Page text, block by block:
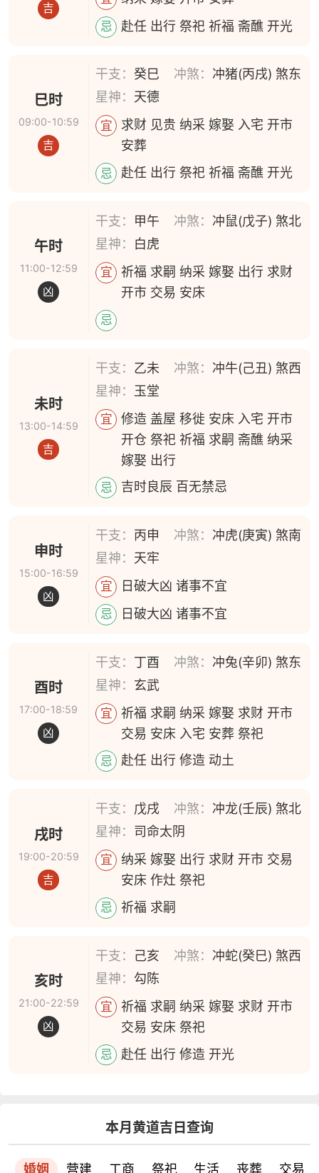
吉
忌 赴任 出行 祭祀 祈福 斋醮 开光
巳时
09:00-10:59
吉
干支：癸巳 冲煞： 冲猪(丙戌) 煞东
星神： 天德
宜
求财 见贵 纳采 嫁娶 入宅 开市
安葬
忌 赴任 出行 祭祀 祈福 斋醮 开光
午时
11:00-12:59
凶
干支： 甲午 冲煞： 冲鼠(戊子) 煞北
星神： 白虎
宜
祈福 求嗣 纳采 嫁娶 出行 求财
开市 交易 安床
忌
未时
13:00-14:59
吉
干支： 乙未 冲煞： 冲牛(己丑) 煞西
星神： 玉堂
宜
修造 盖屋 移徙 安床 入宅 开市
开仓 祭祀 祈福 求嗣 斋醮 纳采
嫁娶 出行
忌 吉时良辰 百无禁忌
申时
15:00-16:59
凶
干支： 丙申 冲煞： 冲虎(庚寅) 煞南
星神： 天牢
宜 日破大凶 诸事不宜
忌 日破大凶 诸事不宜
酉时
17:00-18:59
凶
干支： 丁酉 冲煞： 冲兔(辛卯) 煞东
星神： 玄武
宜
祈福 求嗣 纳采 嫁娶 求财 开市
交易 安床 入宅 安葬 祭祀
忌 赴任 出行 修造 动土
戌时
19:00-20:59
吉
干支： 戊戌 冲煞： 冲龙(壬辰) 煞北
星神： 司命太阴
宜
纳采 嫁娶 出行 求财 开市 交易
安床 作灶 祭祀
忌 祈福 求嗣
亥时
21:00-22:59
凶
干支： 己亥 冲煞： 冲蛇(癸巳) 煞西
星神： 勾陈
宜
祈福 求嗣 纳采 嫁娶 求财 开市
交易 安床 祭祀
忌 赴任 出行 修造 开光
本月黄道吉日查询
婚姻 营建 工商 祭祀 生活 丧葬 交易